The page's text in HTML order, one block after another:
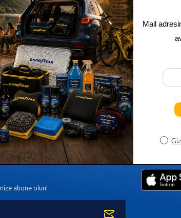
YEDEK PARÇA
Bayi Kayıt
Bayi Girişi
Yeni Üye Kayıt
Üye Girişi
abone olun!